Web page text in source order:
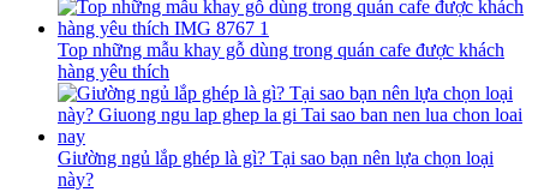
Top những mẫu khay gỗ dùng trong quán cafe được khách
hàng yêu thích
Giường ngủ lắp ghép là gì? Tại sao bạn nên lựa chọn loại
này?